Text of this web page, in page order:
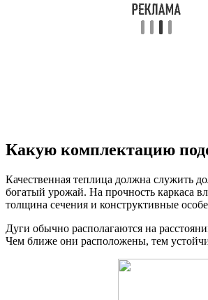
Какую комплектацию
Качественная теплица должна служить
богатый урожай. На прочность каркаса
толщина сечения и конструктивные
Дуги обычно располагаются на
Чем ближе они расположены, тем